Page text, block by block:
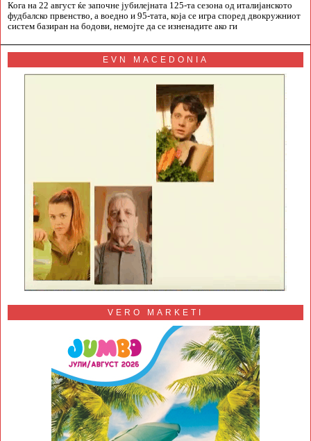
Кога на 22 август ќе започне јубилејната 125-та сезона од италијанското
фудбалско првенство, а воедно и 95-тата, која се игра според двокружниот
систем базиран на бодови, немојте да се изненадите ако ги
EVN MACEDONIA
VERO MARKETI